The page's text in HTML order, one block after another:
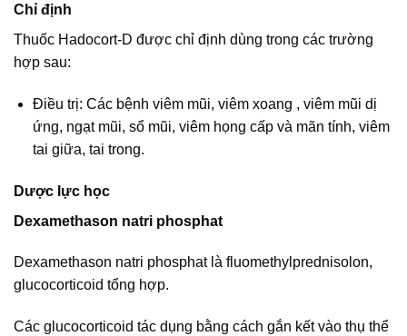
Chỉ định
Thuốc Hadocort-D được chỉ định dùng trong các trường
hợp sau:
Ðiều trị: Các bệnh viêm mũi, viêm xoang , viêm mũi dị
ứng, ngạt mũi, sổ mũi, viêm họng cấp và mãn tính, viêm
tai giữa, tai trong.
Dược lực học
Dexamethason natri phosphat
Dexamethason natri phosphat là fluomethylprednisolon,
glucocorticoid tổng hợp.
Các glucocorticoid tác dụng bằng cách gắn kết vào thụ thể